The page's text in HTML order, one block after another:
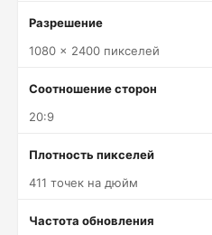
Разрешение
1080 x 2400 пикселей
Соотношение сторон
20:9
Плотность пикселей
411 точек на дюйм
Частота обновления